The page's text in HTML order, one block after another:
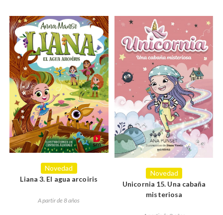
Novedad
Liana 3. El agua arcoiris
A partir de 8 años
Novedad
Unicornia 15. Una cabaña
misteriosa